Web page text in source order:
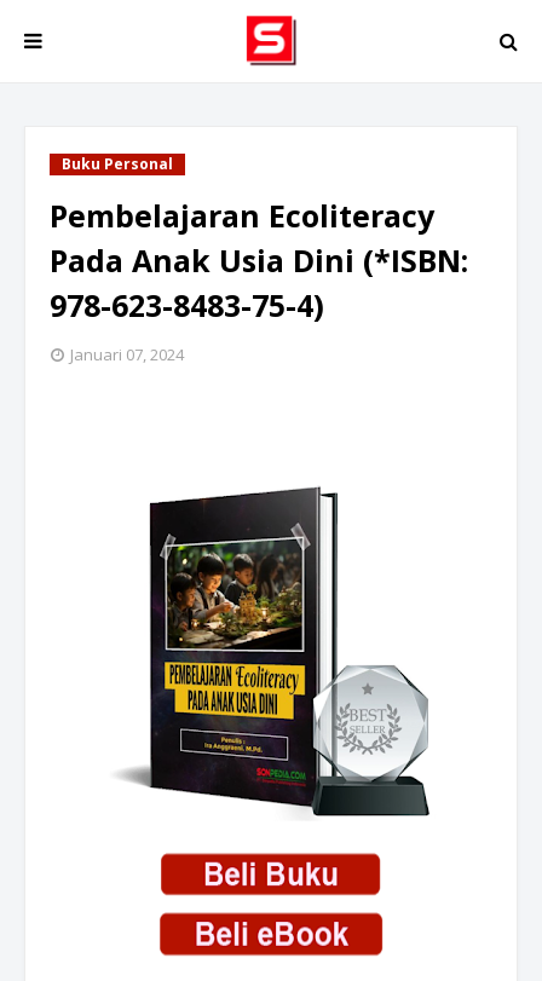
Buku Personal
Pembelajaran Ecoliteracy
Pada Anak Usia Dini (*ISBN:
978-623-8483-75-4)
Januari 07, 2024